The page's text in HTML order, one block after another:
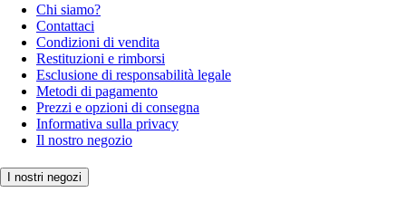
Chi siamo?
Contattaci
Condizioni di vendita
Restituzioni e rimborsi
Esclusione di responsabilità legale
Metodi di pagamento
Prezzi e opzioni di consegna
Informativa sulla privacy
Il nostro negozio
I nostri negozi